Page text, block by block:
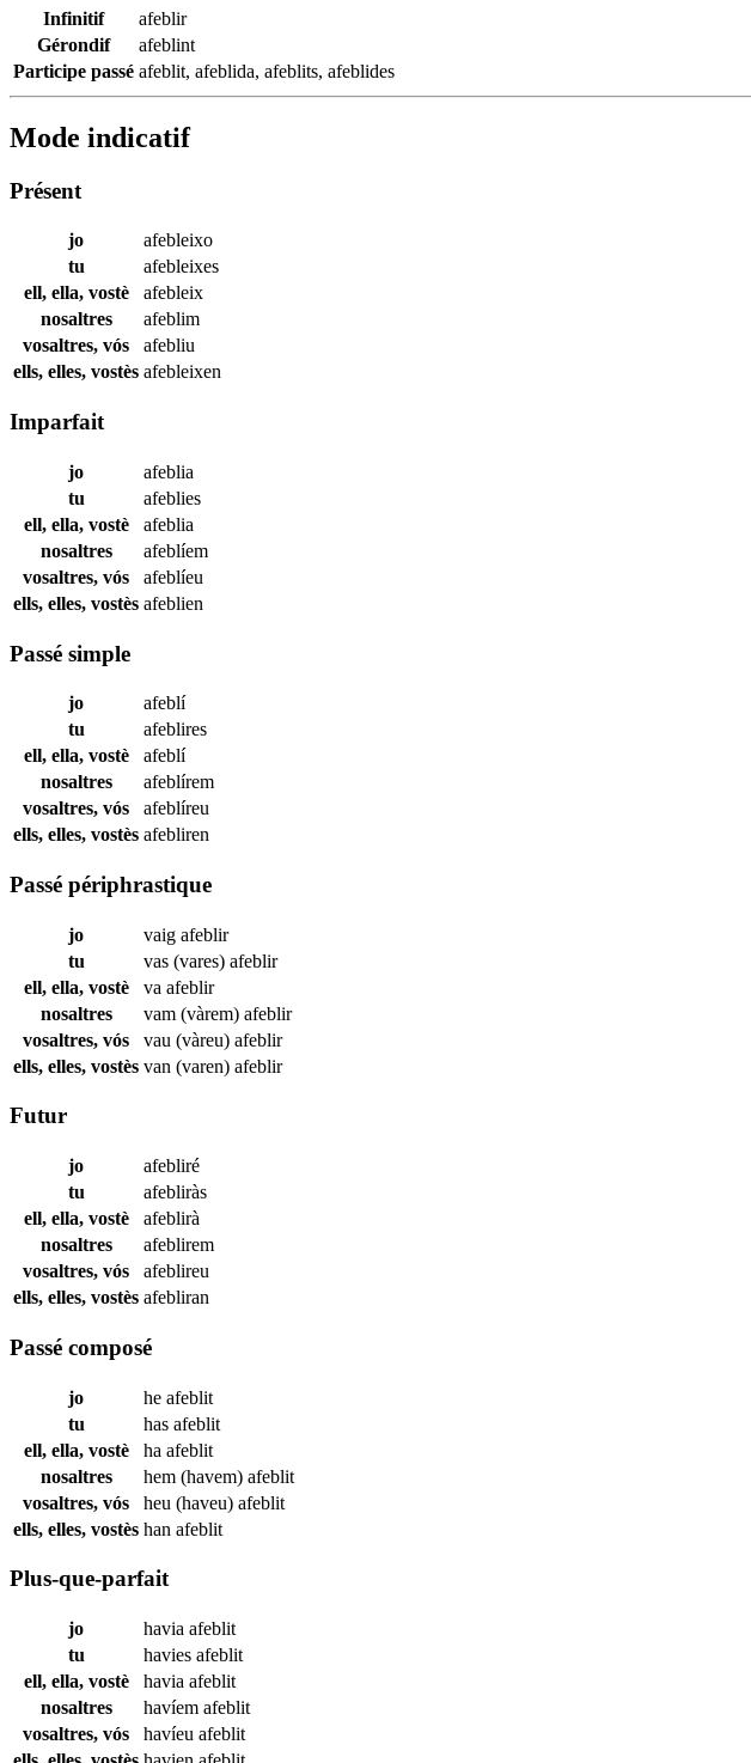
Infinitif
afeblir
Gérondif
afeblint
Participe passé afeblit, afeblida, afeblits, afeblides
Mode indicatif
Présent
jo
afebleixo
tu
afebleixes
ell, ella, vostè
afebleix
nosaltres
afeblim
vosaltres, vós
afebliu
ells, elles, vostès afebleixen
Imparfait
jo
afeblia
tu
afeblies
ell, ella, vostè
afeblia
nosaltres
afeblíem
vosaltres, vós
afeblíeu
ells, elles, vostès afeblien
Passé simple
jo
afeblí
tu
afeblires
ell, ella, vostè
afeblí
nosaltres
afeblírem
vosaltres, vós
afeblíreu
ells, elles, vostès afebliren
Passé périphrastique
jo vaig afeblir
tu
vas (vares) afeblir
ell, ella, vostè
va afeblir
nosaltres
vam (vàrem) afeblir
vosaltres, vós
vau (vàreu) afeblir
ells, elles, vostès van (varen) afeblir
Futur
jo
afebliré
tu
afebliràs
ell, ella, vostè
afeblirà
nosaltres
afeblirem
vosaltres, vós
afeblireu
ells, elles, vostès afebliran
Passé composé
jo he afeblit
tu
has afeblit
ell, ella, vostè
ha afeblit
nosaltres
hem (havem) afeblit
vosaltres, vós
heu (haveu) afeblit
ells, elles, vostès han afeblit
Plus-que-parfait
jo havia afeblit
tu
havies afeblit
ell, ella, vostè
havia afeblit
nosaltres
havíem afeblit
vosaltres, vós
havíeu afeblit